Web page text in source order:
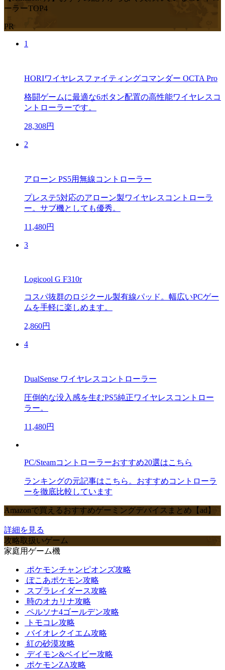
ーラーTOP4
PR
1
HORIワイヤレスファイティングコマンダー OCTA Pro
格闘ゲームに最適な6ボタン配置の高性能ワイヤレスコ
ントローラーです。
28,308円
2
アローン PS5用無線コントローラー
プレステ5対応のアローン製ワイヤレスコントローラ
ー。サブ機としても優秀。
11,480円
3
Logicool G F310r
コスパ抜群のロジクール製有線パッド。幅広いPCゲー
ムを手軽に楽しめます。
2,860円
4
DualSense ワイヤレスコントローラー
圧倒的な没入感を生むPS5純正ワイヤレスコントロー
ラー。
11,480円
PC/Steamコントローラーおすすめ20選はこちら
ランキングの元記事はこちら。おすすめコントローラ
ーを徹底比較しています
Amazonで買えるおすすめゲーミングデバイスまとめ【ad】
詳細を見る
攻略取扱いゲーム
家庭用ゲーム機
ポケモンチャンピオンズ攻略
ぽこあポケモン攻略
スプラレイダース攻略
時のオカリナ攻略
ペルソナ4ゴールデン攻略
トモコレ攻略
バイオレクイエム攻略
紅の砂漠攻略
デイモン&ベイビー攻略
ポケモンZA攻略